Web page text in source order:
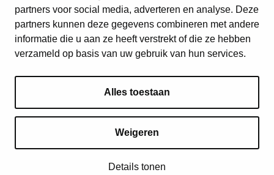
partners voor social media, adverteren en analyse. Deze
partners kunnen deze gegevens combineren met andere
informatie die u aan ze heeft verstrekt of die ze hebben
verzameld op basis van uw gebruik van hun services.
Alles toestaan
Weigeren
Details tonen